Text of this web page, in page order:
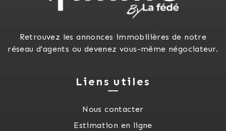
Retrouvez les annonces immobilières de notre
réseau d'agents ou devenez vous-même négociateur.
Liens utiles
Nous contacter
Estimation en ligne